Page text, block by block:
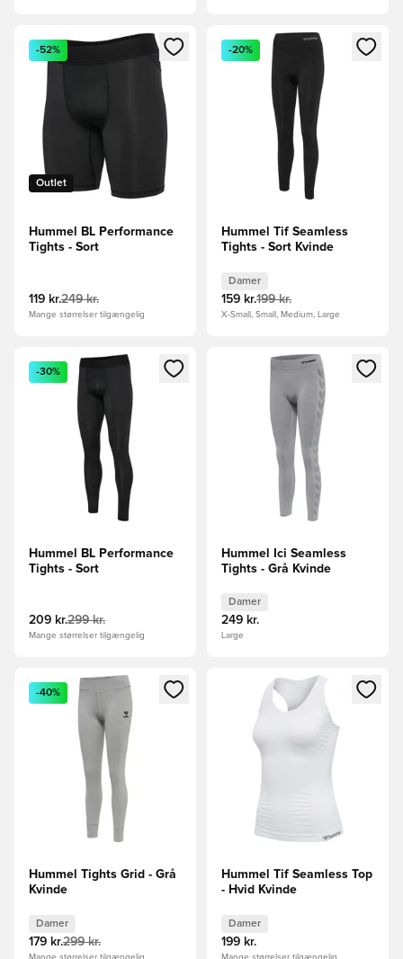
Åbner en Modal til at logge ind eller tilmelde dig som
Outlet
-52%
Hummel BL Performance
Tights - Sort
119 kr.249 kr.
Mange størrelser tilgængelig
Åbner en Modal til at logge
-20%
Hummel Tif Seamless
Tights - Sort Kvinde
Damer
159 kr.199 kr.
X-Small, Small, Medium, Large
Åbner en Modal til at logge ind eller tilmelde dig som
-30%
Hummel BL Performance
Tights - Sort
209 kr.299 kr.
Mange størrelser tilgængelig
Åbner en Modal til at logge
Hummel Ici Seamless
Tights - Grå Kvinde
Damer
249 kr.
Large
Åbner en Modal til at logge ind eller tilmelde dig som
-40%
Hummel Tights Grid - Grå
Kvinde
Damer
179 kr.299 kr.
Mange størrelser tilgængelig
Åbner en Modal til at logge
Hummel Tif Seamless Top
- Hvid Kvinde
Damer
199 kr.
Mange størrelser tilgængelig